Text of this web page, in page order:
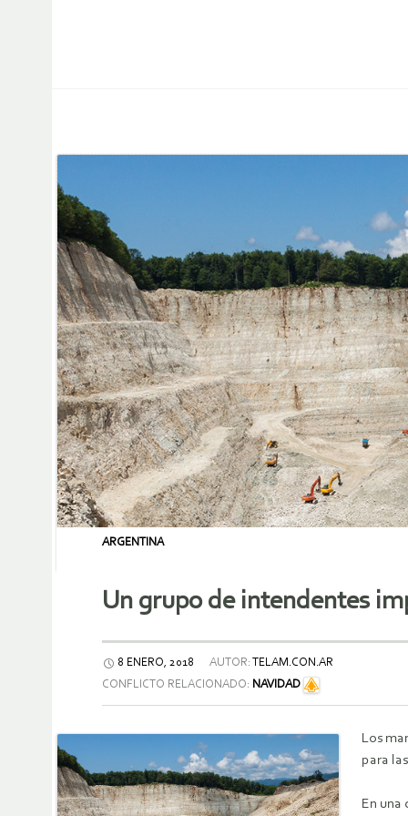
ARGENTINA
Un grupo de intendentes
8 ENERO, 2018 AUTOR: TELAM.CON.AR
CONFLICTO RELACIONADO: NAVIDAD
Los
para
En